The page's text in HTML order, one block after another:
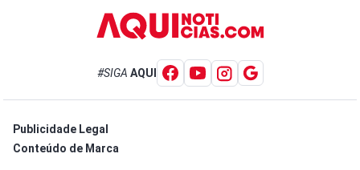
#SIGA AQUI
Publicidade Legal
Conteúdo de Marca